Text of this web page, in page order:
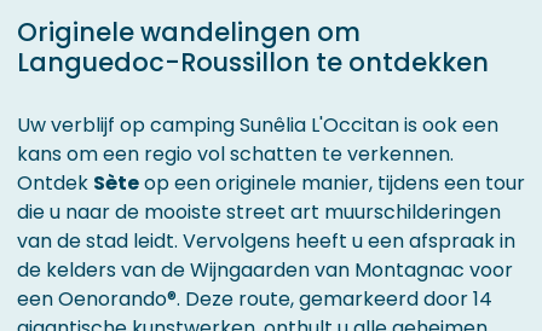
Originele wandelingen om
Languedoc-Roussillon te ontdekken
Uw verblijf op camping Sunêlia L'Occitan is ook een
kans om een regio vol schatten te verkennen.
Ontdek Sèteop een originele manier, tijdens een tour
die u naar de mooiste street art muurschilderingen
van de stad leidt. Vervolgens heeft u een afspraak in
de kelders van de Wijngaarden van Montagnac voor
een Oenorando®. Deze route, gemarkeerd door 14